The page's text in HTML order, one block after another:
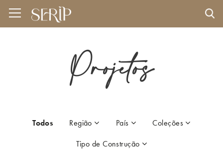
Projetos
Todos Região País
Coleções
Tipo de Construção